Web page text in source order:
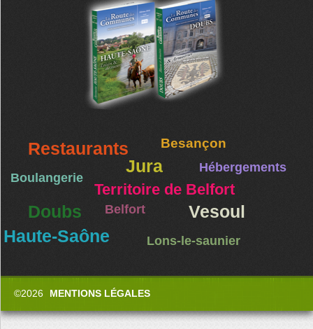
Restaurants Besançon
Jura Hébergements
Boulangerie
Territoire de Belfort
Doubs Belfort
Vesoul
Haute-Saône
Lons-le-saunier
©2026 MENTIONS LÉGALES